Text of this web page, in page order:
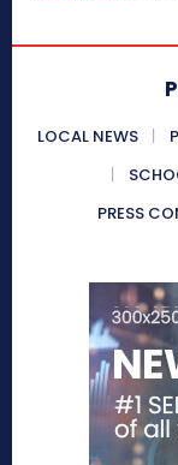
LOCAL NEWS
PRESS